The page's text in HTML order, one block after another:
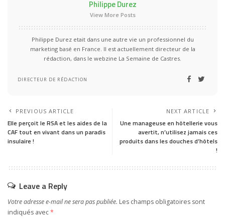
Philippe Durez
View More Posts
Philippe Durez etait dans une autre vie un professionnel du
marketing basé en France. Il est actuellement directeur de la
rédaction, dans le webzine La Semaine de Castres.
DIRECTEUR DE RÉDACTION
PREVIOUS ARTICLE
Elle perçoit le RSA et les aides de la
CAF tout en vivant dans un paradis
insulaire !
NEXT ARTICLE
Une manageuse en hôtellerie vous
avertit, n’utilisez jamais ces
produits dans les douches d’hôtels
!
Leave a Reply
Votre adresse e-mail ne sera pas publiée. Les champs obligatoires sont
indiqués avec*